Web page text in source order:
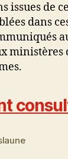
issues de
dans
ministères